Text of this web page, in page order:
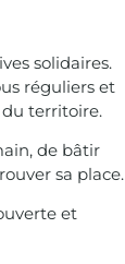
solidaires.
réguliers et
territoire.
de bâtir
sa place.
et